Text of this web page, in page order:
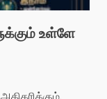
உள்ளே